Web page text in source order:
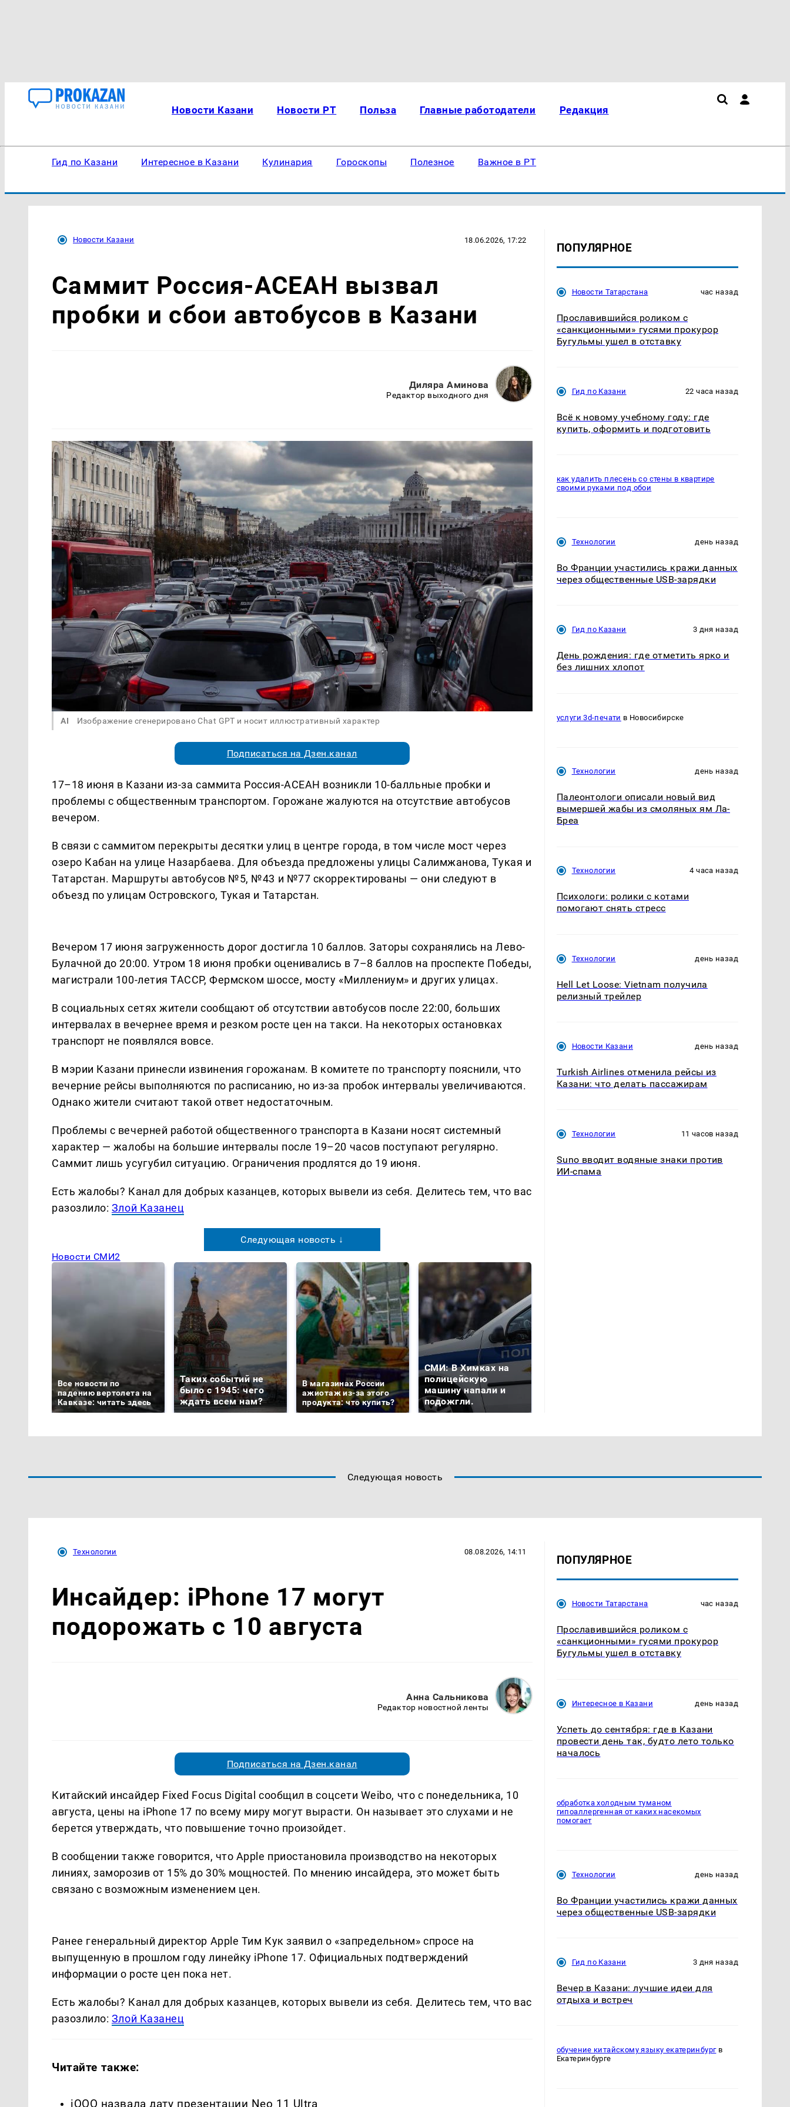
Новости Казани Новости РТ Польза Главные работодатели Редакция
Гид по Казани Интересное в Казани Кулинария Гороскопы Полезное Важное в РТ
Новости Казани 18.06.2026, 17:22
Саммит Россия-АСЕАН вызвал
пробки и сбои автобусов в Казани
Диляра Аминова
Редактор выходного дня
AI Изображение сгенерировано Chat GPT и носит иллюстративный характер
Подписаться на Дзен.канал
17–18 июня в Казани из-за саммита Россия-АСЕАН возникли 10-балльные пробки и
проблемы с общественным транспортом. Горожане жалуются на отсутствие автобусов
вечером.
В связи с саммитом перекрыты десятки улиц в центре города, в том числе мост через
озеро Кабан на улице Назарбаева. Для объезда предложены улицы Салимжанова, Тукая и
Татарстан. Маршруты автобусов №5, №43 и №77 скорректированы — они следуют в
объезд по улицам Островского, Тукая и Татарстан.
Вечером 17 июня загруженность дорог достигла 10 баллов. Заторы сохранялись на Лево-
Булачной до 20:00. Утром 18 июня пробки оценивались в 7–8 баллов на проспекте Победы,
магистрали 100-летия ТАССР, Фермском шоссе, мосту «Миллениум» и других улицах.
В социальных сетях жители сообщают об отсутствии автобусов после 22:00, больших
интервалах в вечернее время и резком росте цен на такси. На некоторых остановках
транспорт не появлялся вовсе.
В мэрии Казани принесли извинения горожанам. В комитете по транспорту пояснили, что
вечерние рейсы выполняются по расписанию, но из-за пробок интервалы увеличиваются.
Однако жители считают такой ответ недостаточным.
Проблемы с вечерней работой общественного транспорта в Казани носят системный
характер — жалобы на большие интервалы после 19–20 часов поступают регулярно.
Саммит лишь усугубил ситуацию. Ограничения продлятся до 19 июня.
Есть жалобы? Канал для добрых казанцев, которых вывели из себя. Делитеcь тем, что вас
разозлило: Злой Казанец
Следующая новость ↓
Новости СМИ2
Все новости по
падению вертолета на
Кавказе: читать здесь
Таких событий не
было с 1945: чего
ждать всем нам?
В магазинах России
ажиотаж из-за этого
продукта: что купить?
СМИ: В Химках на
полицейскую
машину напали и
подожгли.
ПОПУЛЯРНОЕ
Новости Татарстана час назад
Прославившийся роликом с
«санкционными» гусями прокурор
Бугульмы ушел в отставку
Гид по Казани 22 часа назад
Всё к новому учебному году: где
купить, оформить и подготовить
как удалить плесень со стены в квартире
своими руками под обои
Технологии день назад
Во Франции участились кражи данных
через общественные USB-зарядки
Гид по Казани 3 дня назад
День рождения: где отметить ярко и
без лишних хлопот
услуги 3d-печати в Новосибирске
Технологии день назад
Палеонтологи описали новый вид
вымершей жабы из смоляных ям Ла-
Бреа
Технологии 4 часа назад
Психологи: ролики с котами
помогают снять стресс
Технологии день назад
Hell Let Loose: Vietnam получила
релизный трейлер
Новости Казани день назад
Turkish Airlines отменила рейсы из
Казани: что делать пассажирам
Технологии 11 часов назад
Suno вводит водяные знаки против
ИИ-спама
Следующая новость
Технологии 08.08.2026, 14:11
Инсайдер: iPhone 17 могут
подорожать с 10 августа
Анна Сальникова
Редактор новостной ленты
Подписаться на Дзен.канал
Китайский инсайдер Fixed Focus Digital сообщил в соцсети Weibo, что с понедельника, 10
августа, цены на iPhone 17 по всему миру могут вырасти. Он называет это слухами и не
берется утверждать, что повышение точно произойдет.
В сообщении также говорится, что Apple приостановила производство на некоторых
линиях, заморозив от 15% до 30% мощностей. По мнению инсайдера, это может быть
связано с возможным изменением цен.
Ранее генеральный директор Apple Тим Кук заявил о «запредельном» спросе на
выпущенную в прошлом году линейку iPhone 17. Официальных подтверждений
информации о росте цен пока нет.
Есть жалобы? Канал для добрых казанцев, которых вывели из себя. Делитеcь тем, что вас
разозлило: Злой Казанец
Читайте также:
iQOO назвала дату презентации Neo 11 Ultra
ПОПУЛЯРНОЕ
Новости Татарстана час назад
Прославившийся роликом с
«санкционными» гусями прокурор
Бугульмы ушел в отставку
Интересное в Казани день назад
Успеть до сентября: где в Казани
провести день так, будто лето только
началось
обработка холодным туманом
гипоаллергенная от каких насекомых
помогает
Технологии день назад
Во Франции участились кражи данных
через общественные USB-зарядки
Гид по Казани 3 дня назад
Вечер в Казани: лучшие идеи для
отдыха и встреч
обучение китайскому языку екатеринбургв
Екатеринбурге